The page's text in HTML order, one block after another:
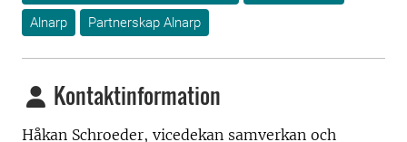
Alnarp
Partnerskap Alnarp
Kontaktinformation
Håkan Schroeder, vicedekan samverkan och